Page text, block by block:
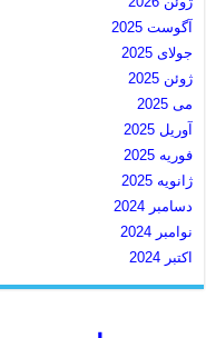
آگوست 2025
جولای 2025
ژوئن 2025
می 2025
آوریل 2025
فوریه 2025
ژانویه 2025
دسامبر 2024
نوامبر 2024
اکتبر 2024